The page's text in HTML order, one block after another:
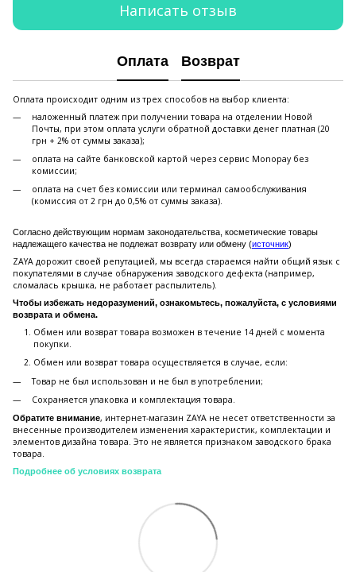
Написать отзыв
Оплата Возврат
Оплата происходит одним из трех способов на выбор клиента:
наложенный платеж при получении товара на отделении Новой
Почты, при этом оплата услуги обратной доставки денег платная (20
грн + 2% от суммы заказа);
оплата на сайте банковской картой через сервис Monopay без
комиссии;
оплата на счет без комиссии или терминал самообслуживания
(комиссия от 2 грн до 0,5% от суммы заказа).
Согласно действующим нормам законодательства, косметические товары
надлежащего качества не подлежат возврату или обмену (источник)
ZAYA дорожит своей репутацией, мы всегда стараемся найти общий язык с
покупателями в случае обнаружения заводского дефекта (например,
сломалась крышка, не работает распылитель).
Чтобы избежать недоразумений, ознакомьтесь, пожалуйста, с условиями
возврата и обмена.
Обмен или возврат товара возможен в течение 14 дней с момента
покупки.
Обмен или возврат товара осуществляется в случае, если:
Товар не был использован и не был в употреблении;
Сохраняется упаковка и комплектация товара.
Обратите внимание, интернет-магазин ZAYA не несет ответственности за
внесенные производителем изменения характеристик, комплектации и
элементов дизайна товара. Это не является признаком заводского брака
товара.
Подробнее об условиях возврата